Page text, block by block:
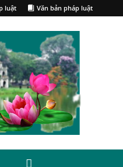
luật Văn bản pháp luật